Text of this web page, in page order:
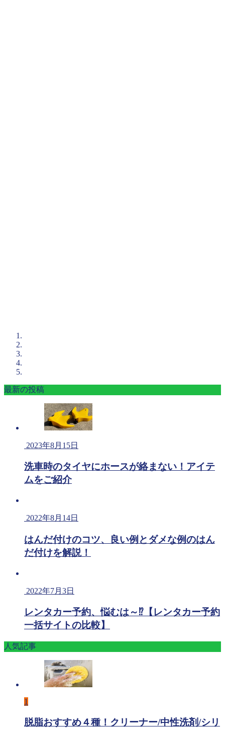
最新の投稿
2023年8月15日
洗車時のタイヤにホースが絡まない！アイテ
ムをご紹介
2022年8月14日
はんだ付けのコツ、良い例とダメな例のはん
だ付けを解説！
2022年7月3日
レンタカー予約、悩むは～⁉【レンタカー予約
一括サイトの比較】
人気記事
1
脱脂おすすめ４種！クリーナー/中性洗剤/シリ